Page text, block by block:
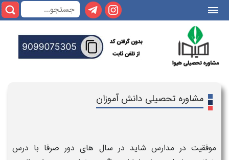
|||
مشاوره تحصیلی دانش آموزان
موفقیت در مدارس شاید در سال های دور صرفا با درس